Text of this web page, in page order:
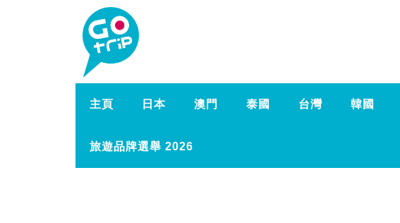
主頁 日本 澳門 泰國 台灣 韓國
旅遊品牌選舉 2026